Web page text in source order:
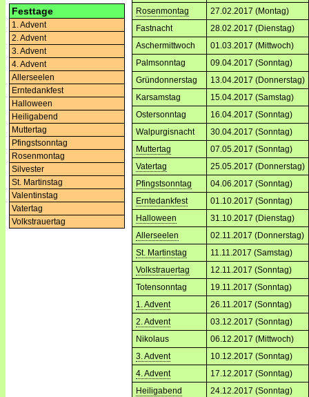
Festtage
1. Advent
2. Advent
3. Advent
4. Advent
Allerseelen
Erntedankfest
Halloween
Heiligabend
Muttertag
Pfingstsonntag
Rosenmontag
Silvester
St. Martinstag
Valentinstag
Vatertag
Volkstrauertag
Rosenmontag
27.02.2017 (Montag)
Fastnacht
28.02.2017 (Dienstag)
Aschermittwoch
01.03.2017 (Mittwoch)
Palmsonntag
09.04.2017 (Sonntag)
Gründonnerstag
13.04.2017 (Donnerstag)
Karsamstag
15.04.2017 (Samstag)
Ostersonntag
16.04.2017 (Sonntag)
Walpurgisnacht
30.04.2017 (Sonntag)
Muttertag
07.05.2017 (Sonntag)
Vatertag
25.05.2017 (Donnerstag)
Pfingstsonntag
04.06.2017 (Sonntag)
Erntedankfest
01.10.2017 (Sonntag)
Halloween
31.10.2017 (Dienstag)
Allerseelen
02.11.2017 (Donnerstag)
St. Martinstag
11.11.2017 (Samstag)
Volkstrauertag
12.11.2017 (Sonntag)
Totensonntag
19.11.2017 (Sonntag)
1. Advent
26.11.2017 (Sonntag)
2. Advent
03.12.2017 (Sonntag)
Nikolaus
06.12.2017 (Mittwoch)
3. Advent
10.12.2017 (Sonntag)
4. Advent
17.12.2017 (Sonntag)
Heiligabend
24.12.2017 (Sonntag)